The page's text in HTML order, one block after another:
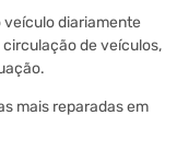
veículo diariamente
de veículos,
mais reparadas em